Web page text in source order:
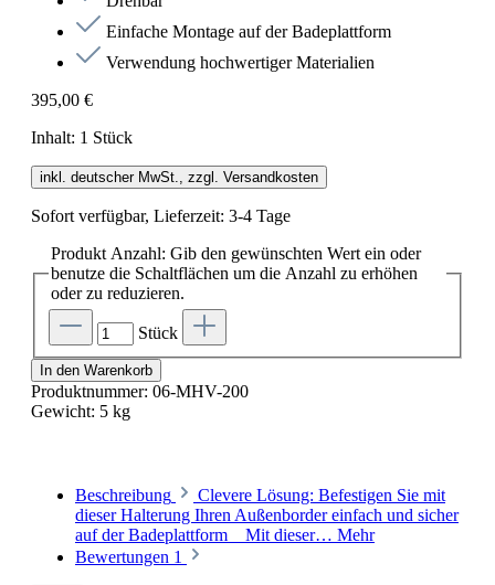
Einfache Montage auf der Badeplattform
Verwendung hochwertiger Materialien
395,00 €
Inhalt: 1 Stück
inkl. deutscher MwSt., zzgl. Versandkosten
Sofort verfügbar, Lieferzeit: 3-4 Tage
Produkt Anzahl: Gib den gewünschten Wert ein oder
benutze die Schaltflächen um die Anzahl zu erhöhen
oder zu reduzieren.
Stück
In den Warenkorb
Produktnummer: 06-MHV-200
Gewicht: 5 kg
Beschreibung
Clevere Lösung: Befestigen Sie mit
dieser Halterung Ihren Außenborder einfach und sicher
auf der Badeplattform Mit dieser… Mehr
Bewertungen 1